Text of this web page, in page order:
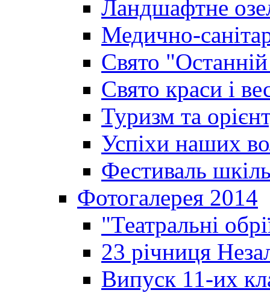
Ландшафтне
Медично-
Свято
Свято краси і
Туризм та
Успіхи наших
Фестиваль
Фотогалерея 2014
"Театральні
23 річниця
Випуск 11-их